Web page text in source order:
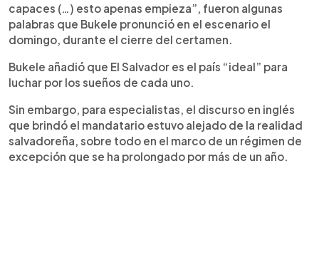
capaces (…) esto apenas empieza”, fueron algunas
palabras que Bukele pronunció en el escenario el
domingo, durante el cierre del certamen.
Bukele añadió que El Salvador es el país “ideal” para
luchar por los sueños de cada uno.
Sin embargo, para especialistas, el discurso en inglés
que brindó el mandatario estuvo alejado de la realidad
salvadoreña, sobre todo en el marco de un régimen de
excepción que se ha prolongado por más de un año.